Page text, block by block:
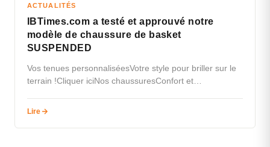
ACTUALITÉS
IBTimes.com a testé et approuvé notre
modèle de chaussure de basket
SUSPENDED
Vos tenues personnaliséesVotre style pour briller sur le
terrain !Cliquer iciNos chaussuresConfort et
les…
Lire